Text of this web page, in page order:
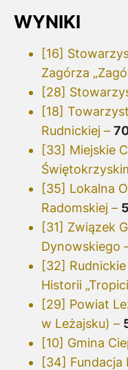
WYNIKI
[16]
Zagórza
[28]
[18]
Rudnickiej –
[33] Miejskie
[35] Lokalna
Radomskiej –
[31] Związek
Dynowskiego
[32]
Historii
[29] Powiat
w Leżajsku) –
[10] Gmina
[34] Fundacja